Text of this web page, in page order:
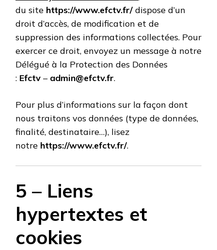
du site https://www.efctv.fr/ dispose d’un
droit d’accès, de modification et de
suppression des informations collectées. Pour
exercer ce droit, envoyez un message à notre
Délégué à la Protection des Données
: Efctv – admin@efctv.fr.
Pour plus d’informations sur la façon dont
nous traitons vos données (type de données,
finalité, destinataire…), lisez
notre https://www.efctv.fr/.
5 – Liens
hypertextes et
cookies